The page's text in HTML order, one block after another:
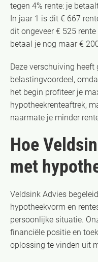
tegen 4% rente: je
In jaar 1 is dit € 667
dit ongeveer € 525
betaal je nog maar €
Deze verschuiving heeft
belastingvoordeel,
het begin profiteer je
hypotheekrenteaftrek,
naarmate je minder
Hoe
met
Veldsink Advies
hypotheekvorm en
persoonlijke situatie.
financiële positie en
oplossing te vinden uit